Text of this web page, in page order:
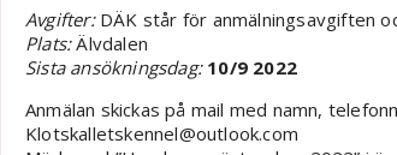
Avgifter:DÄK står för anmälningsavgiften
Plats:Älvdalen
Sista ansökningsdag: 10/9 2022
Anmälan skickas på mail med namn,
Klotskalletskennel@outlook.com